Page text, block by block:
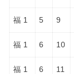
福 1 5 9
福 1 6 10
福 1 6 11